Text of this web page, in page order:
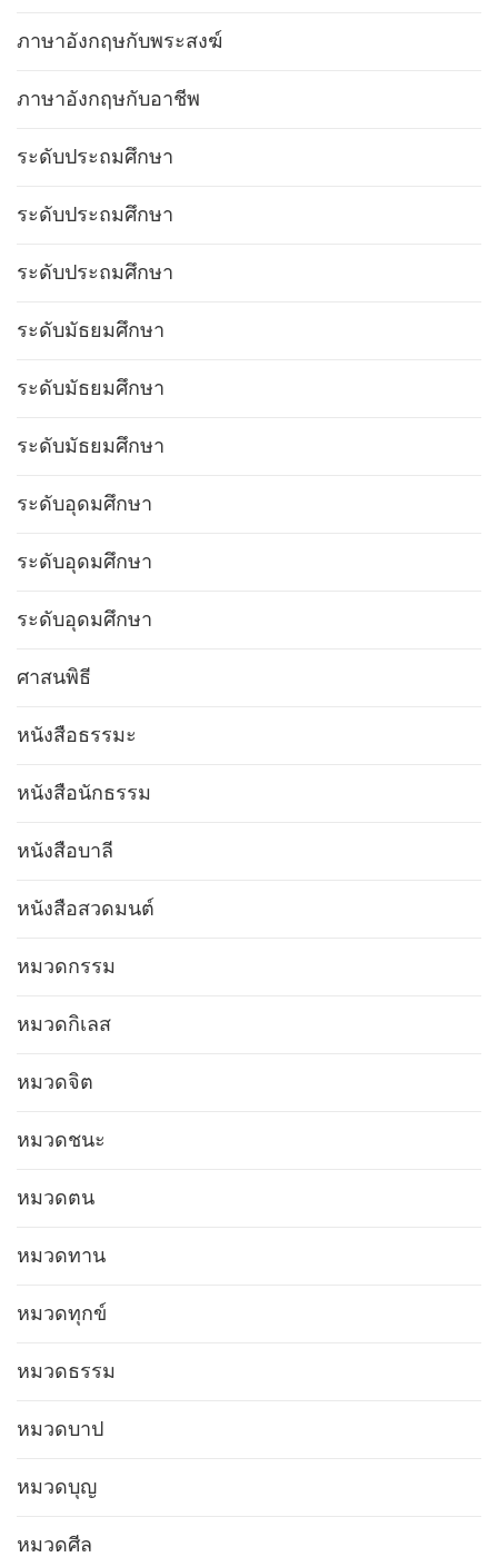
ภาษาอังกฤษกับพระสงฆ์
ภาษาอังกฤษกับอาชีพ
ระดับประถมศึกษา
ระดับประถมศึกษา
ระดับประถมศึกษา
ระดับมัธยมศึกษา
ระดับมัธยมศึกษา
ระดับมัธยมศึกษา
ระดับอุดมศึกษา
ระดับอุดมศึกษา
ระดับอุดมศึกษา
ศาสนพิธี
หนังสือธรรมะ
หนังสือนักธรรม
หนังสือบาลี
หนังสือสวดมนต์
หมวดกรรม
หมวดกิเลส
หมวดจิต
หมวดชนะ
หมวดตน
หมวดทาน
หมวดทุกข์
หมวดธรรม
หมวดบาป
หมวดบุญ
หมวดศีล